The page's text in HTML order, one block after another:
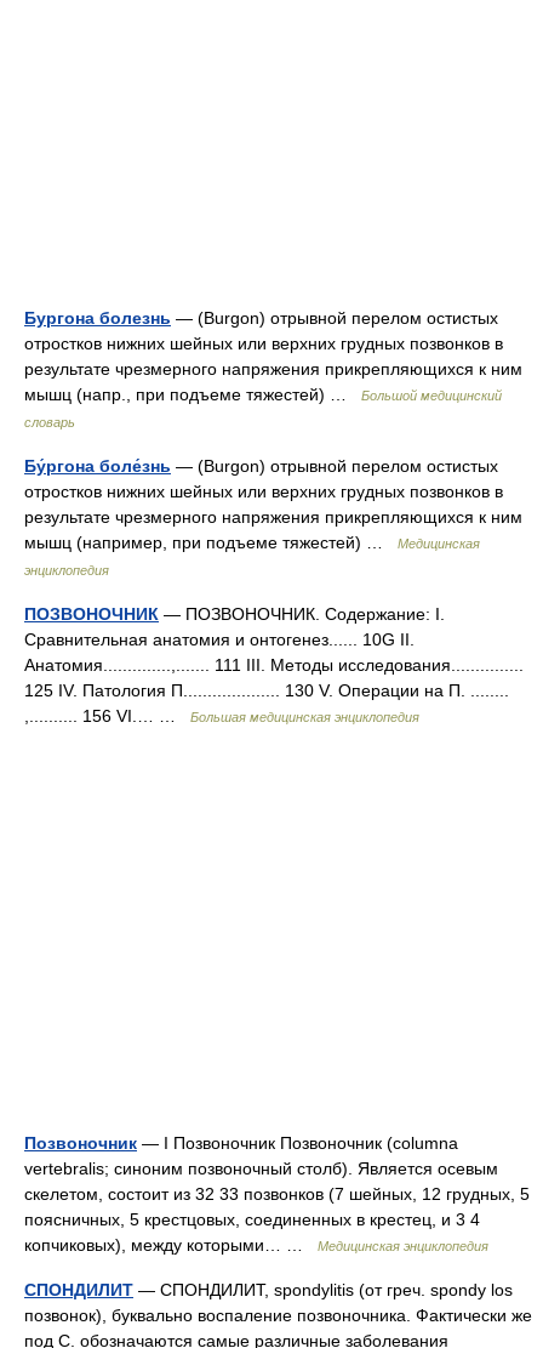
Бургона болезнь — (Burgon) отрывной перелом остистых
отростков нижних шейных или верхних грудных позвонков в
результате чрезмерного напряжения прикрепляющихся к ним
мышц (напр., при подъеме тяжестей) …
Большой медицинский
словарь
Бу́ргона боле́знь — (Burgon) отрывной перелом остистых
отростков нижних шейных или верхних грудных позвонков в
результате чрезмерного напряжения прикрепляющихся к ним
мышц (например, при подъеме тяжестей) …
Медицинская
энциклопедия
ПОЗВОНОЧНИК — ПОЗВОНОЧНИК. Содержание: I.
Сравнительная анатомия и онтогенез...... 10G II.
Анатомия..............,....... 111 III. Методы исследования...............
125 IV. Патология П.................... 130 V. Операции на П. ........
,.......... 156 VІ.… …
Большая медицинская энциклопедия
Позвоночник — I Позвоночник Позвоночник (columna
vertebralis; синоним позвоночный столб). Является осевым
скелетом, состоит из 32 33 позвонков (7 шейных, 12 грудных, 5
поясничных, 5 крестцовых, соединенных в крестец, и 3 4
копчиковых), между которыми… …
Медицинская энциклопедия
СПОНДИЛИТ — СПОНДИЛИТ, spondylitis (от греч. spondy los
позвонок), буквально воспаление позвоночника. Фактически же
под С. обозначаются самые различные заболевания